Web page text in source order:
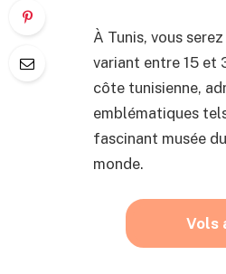
À Tunis, vous
variant entre 15 et
côte tunisienne,
emblématiques
fascinant musée
monde.
Vols